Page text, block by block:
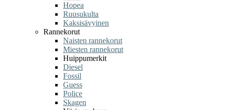
Hopea
Ruusukulta
Kaksisävyinen
Rannekorut
Naisten rannekorut
Miesten rannekorut
Huippumerkit
Diesel
Fossil
Guess
Police
Skagen